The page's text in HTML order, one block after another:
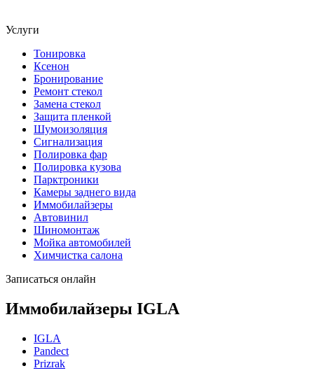
Услуги
Тонировка
Ксенон
Бронирование
Ремонт стекол
Замена стекол
Защита пленкой
Шумоизоляция
Сигнализация
Полировка фар
Полировка кузова
Парктроники
Камеры заднего вида
Иммобилайзеры
Автовинил
Шиномонтаж
Мойка автомобилей
Химчистка салона
Записаться онлайн
Иммобилайзеры IGLA
IGLA
Pandect
Prizrak